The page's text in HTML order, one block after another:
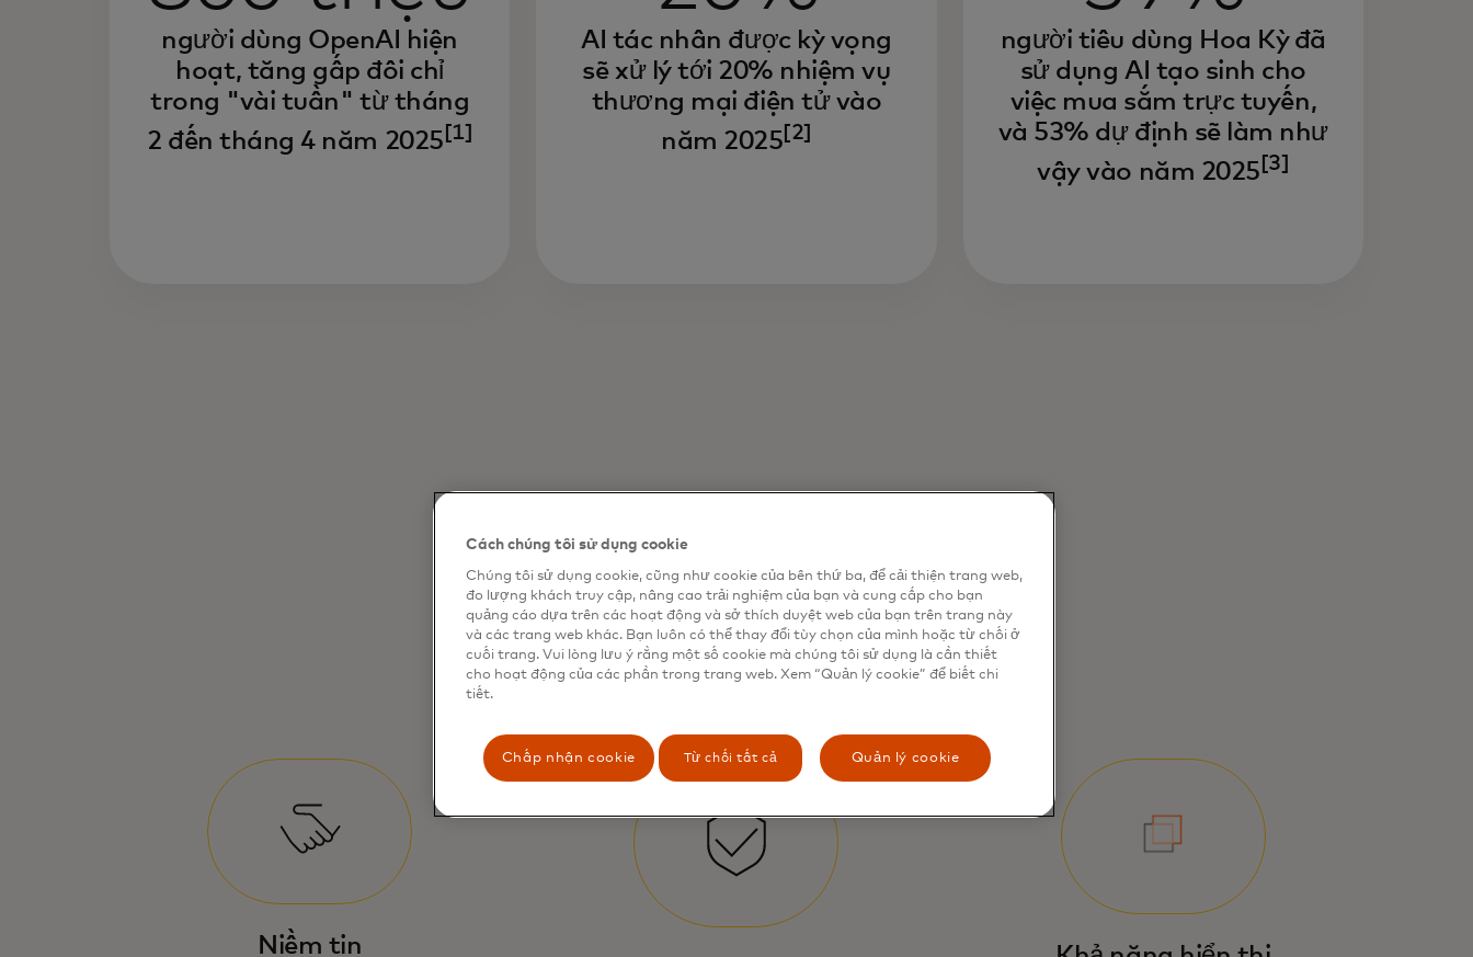
Người tiêu dùng đang nhanh chóng
chuyển từ các công cụ tìm kiếm
truyền thống sang AI để khám phá
và mua sắm sản phẩm.
người dùng OpenAI hiện
hoạt, tăng gấp đôi chỉ
trong "vài tuần" từ tháng
2 đến tháng 4 năm 2025 [1]
AI tác nhân được kỳ vọng
sẽ xử lý tới 20% nhiệm vụ
thương mại điện tử vào
năm 2025 [2]
người tiêu dùng Hoa Kỳ đã
sử dụng AI tạo sinh cho
việc mua sắm trực tuyến,
và 53% dự định sẽ làm như
vậy vào năm 2025 [3]
Niềm tin
Cách chúng tôi sử dụng cookie
Chúng tôi sử dụng cookie, cũng như cookie của bên thứ ba, để cải thiện trang web,
đo lượng khách truy cập, nâng cao trải nghiệm của bạn và cung cấp cho bạn
quảng cáo dựa trên các hoạt động và sở thích duyệt web của bạn trên trang này
và các trang web khác. Bạn luôn có thể thay đổi tùy chọn của mình hoặc từ chối ở
cuối trang. Vui lòng lưu ý rằng một số cookie mà chúng tôi sử dụng là cần thiết
cho hoạt động của các phần trong trang web. Xem “Quản lý cookie” để biết chi
tiết.
Chấp nhận cookie Từ chối tất cả Quản lý cookie